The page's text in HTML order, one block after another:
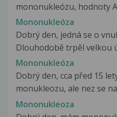
mononukleózu, hodnoty
Mononukleóza
Dobrý den, jedná se o
Dlouhodobě trpěl velkou
Mononukleóza
Dobrý den, cca před 15
monukleozu, ale nez se
Mononukleoza